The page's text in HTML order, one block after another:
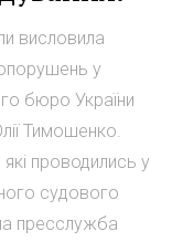
висловила
у
бюро України
Тимошенко.
проводились у
судового
пресслужба